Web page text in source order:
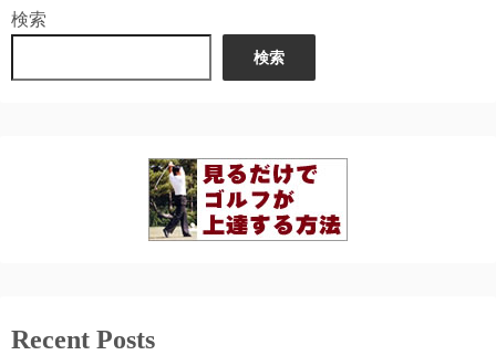
検索
検索
Recent Posts